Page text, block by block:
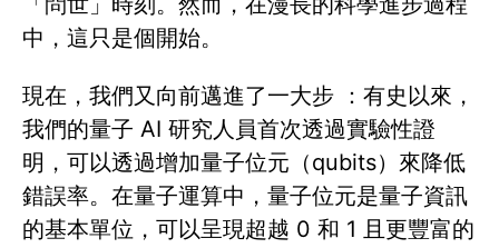
中，這只是個開始。
現在，我們又向前邁進了一大步 ：有史以來，
我們的量子 AI 研究人員首次透過實驗性證
明，可以透過增加量子位元（qubits）來降低
錯誤率。在量子運算中，量子位元是量子資訊
的基本單位，可以呈現超越 0 和 1 且更豐富的